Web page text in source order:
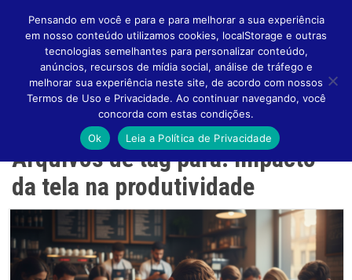
Arquivos de tag para: Impacto
da tela na produtividade
Pensando em você e para e para melhorar a sua experiência
em nosso conteúdo utilizamos cookies, localStorage e outras
tecnologias semelhantes para personalizar conteúdo,
anúncios, recursos de mídia social, análise de tráfego e
melhorar sua experiência neste site, de acordo com nossos
Termos de Uso e Privacidade. Ao continuar navegando, você
concorda com estas condições.
Ok
Leia a Política de Privacidade